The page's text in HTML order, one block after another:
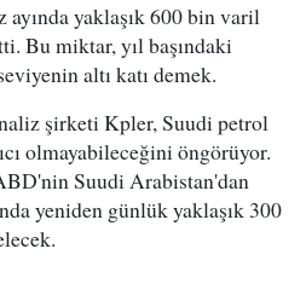
yaklaşık 600 bin varil
Bu miktar, yıl başındaki
altı katı demek.
şirketi Kpler, Suudi petrol
olmayabileceğini öngörüyor.
Suudi Arabistan'dan
yeniden günlük yaklaşık 300